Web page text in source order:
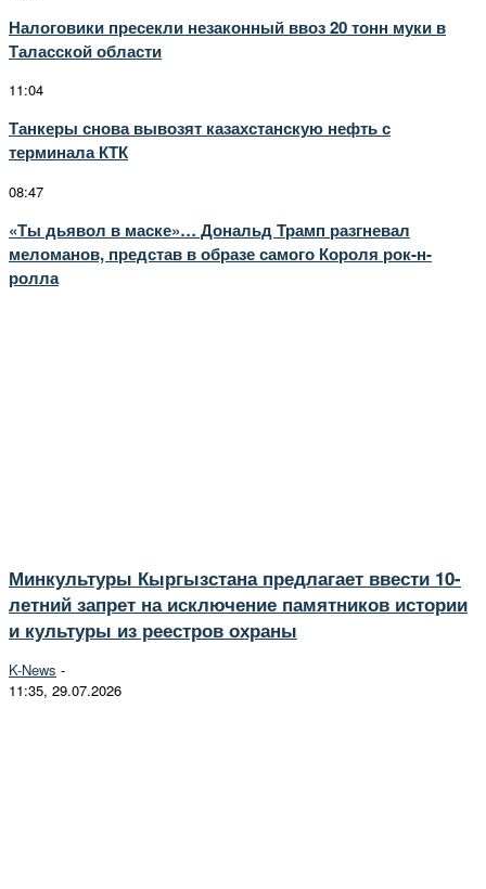
Налоговики пресекли незаконный ввоз 20 тонн муки в
Таласской области
11:04
Танкеры снова вывозят казахстанскую нефть с
терминала КТК
08:47
«Ты дьявол в маске»… Дональд Трамп разгневал
меломанов, представ в образе самого Короля рок-н-
ролла
Минкультуры Кыргызстана предлагает ввести 10-
летний запрет на исключение памятников истории
и культуры из реестров охраны
K-News -
11:35, 29.07.2026